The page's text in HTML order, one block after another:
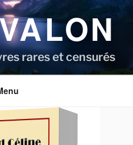
rares et censurés